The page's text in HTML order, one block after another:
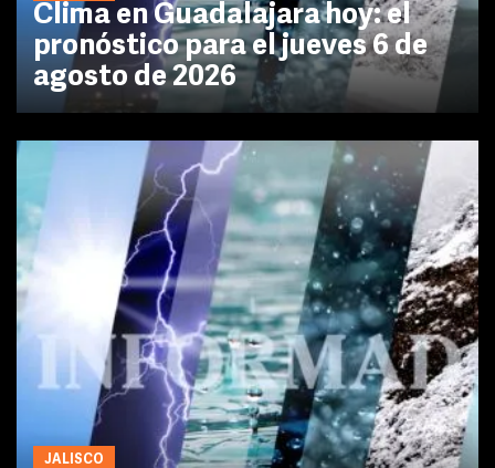
Clima en Guadalajara hoy: el
pronóstico para el jueves 6 de
agosto de 2026
JALISCO